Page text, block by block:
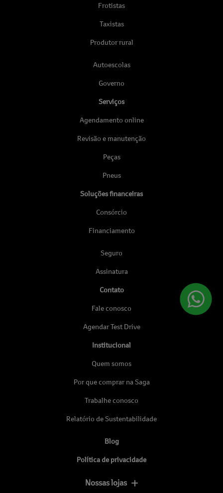
Frotistas
Taxistas
Produtor rural
Autoescolas
Governo
Serviços
Agendamento online
Revisão e manutenção
Peças
Pneus
Soluções financeiras
Consórcio
Financiamento
Seguro
Assinatura
Contato
Fale conosco
Agendar Test Drive
Institucional
Quem somos
Por que comprar na Saga
Trabalhe conosco
Relatório de Sustentabilidade
Blog
Política de privacidade
Nossas lojas